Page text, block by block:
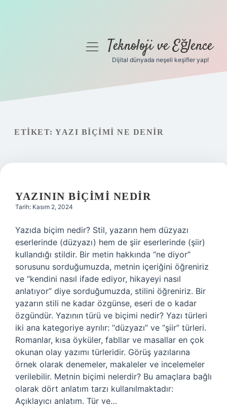
Gizlilik Politikası
menüyüTeknoloji ve Eğlence
Dijital dünyada neşeli keşifler yap!
ETIKET: YAZI BIÇIMI NE DENIR
YAZININ BIÇIMI NEDIR
Tarih: Kasım 2, 2024
Yazıda biçim nedir? Stil, yazarın hem düzyazı
eserlerinde (düzyazı) hem de şiir eserlerinde (şiir)
kullandığı stildir. Bir metin hakkında “ne diyor”
sorusunu sorduğumuzda, metnin içeriğini öğreniriz
ve “kendini nasıl ifade ediyor, hikayeyi nasıl
anlatıyor” diye sorduğumuzda, stilini öğreniriz. Bir
yazarın stili ne kadar özgünse, eseri de o kadar
özgündür. Yazının türü ve biçimi nedir? Yazı türleri
iki ana kategoriye ayrılır: “düzyazı” ve “şiir” türleri.
Romanlar, kısa öyküler, fabllar ve masallar en çok
okunan olay yazımı türleridir. Görüş yazılarına
örnek olarak denemeler, makaleler ve incelemeler
verilebilir. Metnin biçimi nelerdir? Bu amaçlara bağlı
olarak dört anlatım tarzı kullanılmaktadır:
Açıklayıcı anlatım. Tür ve…